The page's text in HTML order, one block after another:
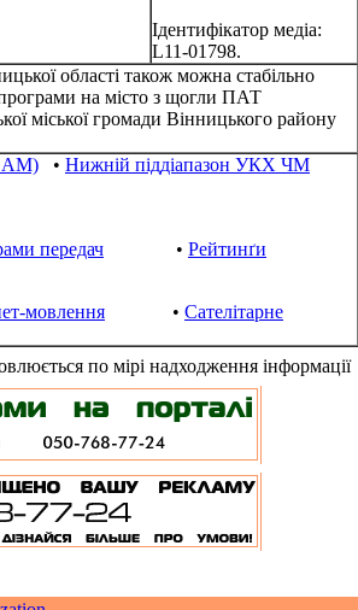
Ідентифікатор медіа:
L11-01798.
області також можна стабільно
на місто з щогли ПАТ
міської громади Вінницького району
AM) • Нижній піддіапазон УКХ ЧМ
передач • Рейтинґи
мовлення • Сателітарне
по мірі надходження інформації